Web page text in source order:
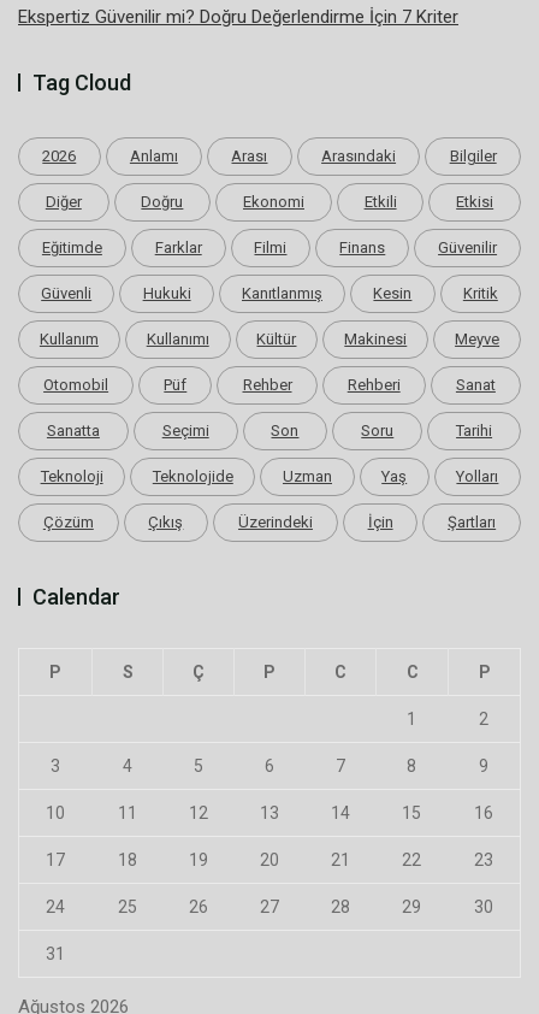
Ekspertiz Güvenilir mi? Doğru Değerlendirme İçin 7 Kriter
Tag Cloud
2026 Anlamı Arası Arasındaki Bilgiler
Diğer Doğru Ekonomi Etkili Etkisi
Eğitimde Farklar Filmi Finans Güvenilir
Güvenli Hukuki Kanıtlanmış Kesin Kritik
Kullanım Kullanımı Kültür Makinesi Meyve
Otomobil Püf Rehber Rehberi Sanat
Sanatta Seçimi Son Soru Tarihi
Teknoloji Teknolojide Uzman Yaş Yolları
Çözüm Çıkış Üzerindeki İçin Şartları
Calendar
Ağustos 2026
P S Ç P C C P
1 2
3 4 5 6 7 8 9
10 11 12 13 14 15 16
17 18 19 20 21 22 23
24 25 26 27 28 29 30
31